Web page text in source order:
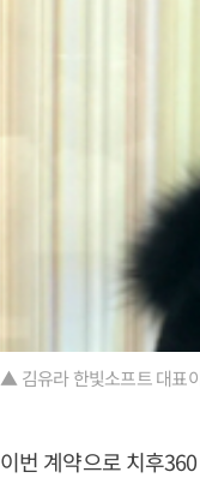
▲ 김유라 한빛소프트 대표
이번 계약으로 치후